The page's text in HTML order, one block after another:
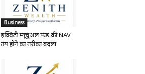
Business
इक्विटी म्यूचुअल फंड की NAV
तय होने का तरीका बदला